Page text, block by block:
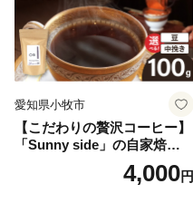
愛知県小牧市
【こだわりの贅沢コーヒー】
「Sunny side」の自家焙煎珈
琲ストロングブレンド（100
4,000円